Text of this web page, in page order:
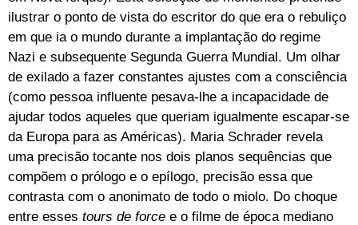
ilustrar o ponto de vista do escritor do que era o rebuliço
em que ia o mundo durante a implantação do regime
Nazi e subsequente Segunda Guerra Mundial. Um olhar
de exilado a fazer constantes ajustes com a consciência
(como pessoa influente pesava-lhe a incapacidade de
ajudar todos aqueles que queriam igualmente escapar-se
da Europa para as Américas). Maria Schrader revela
uma precisão tocante nos dois planos sequências que
compõem o prólogo e o epílogo, precisão essa que
contrasta com o anonimato de todo o miolo. Do choque
entre esses tours de force e o filme de época mediano